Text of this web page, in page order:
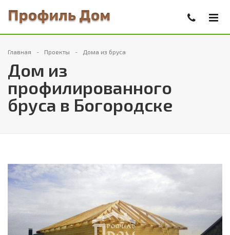
Главная Проекты Дома из бруса
Дом из
профилированного
бруса в Богородске